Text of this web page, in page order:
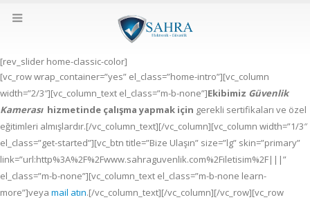
[rev_slider home-classic-color]
[vc_row wrap_container=”yes” el_class=”home-intro”][vc_column
width=”2/3″][vc_column_text el_class=”m-b-none”]Ekibimiz Güvenlik
Kamerasıhizmetinde çalışma yapmak için gerekli sertifikaları ve özel
eğitimleri almışlardır.[/vc_column_text][/vc_column][vc_column width=”1/3″
el_class=”get-started”][vc_btn title=”Bize Ulaşın” size=”lg” skin=”primary”
link=”url:http%3A%2F%2Fwww.sahraguvenlik.com%2Filetisim%2F|||”
el_class=”m-b-none”][vc_column_text el_class=”m-b-none learn-
more”]veya mail atın.[/vc_column_text][/vc_column][/vc_row][vc_row